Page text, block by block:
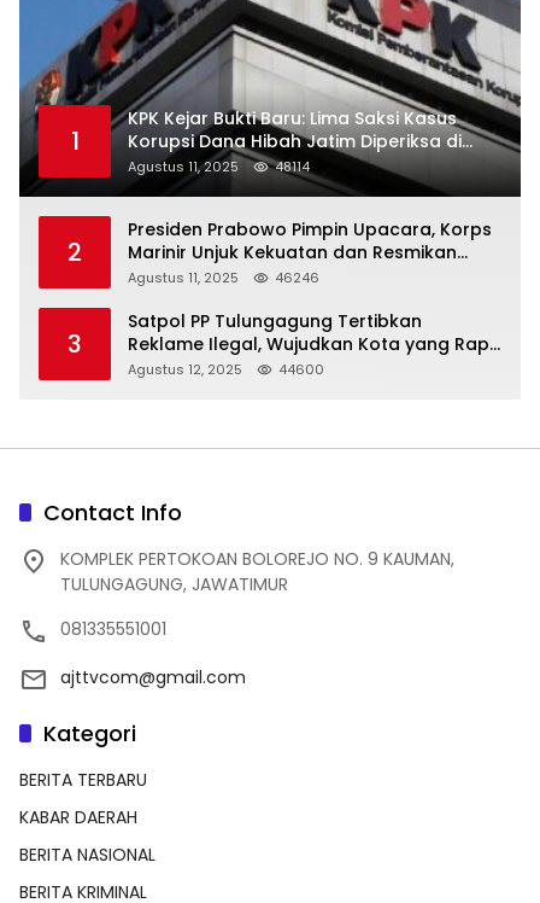
1
KPK Kejar Bukti Baru: Lima Saksi Kasus
Korupsi Dana Hibah Jatim Diperiksa di
Trenggalek
Agustus 11, 2025 48114
2
Presiden Prabowo Pimpin Upacara, Korps
Marinir Unjuk Kekuatan dan Resmikan
Struktur Baru
Agustus 11, 2025 46246
3
Satpol PP Tulungagung Tertibkan
Reklame Ilegal, Wujudkan Kota yang Rapi
dan Indah
Agustus 12, 2025 44600
Contact Info
KOMPLEK PERTOKOAN BOLOREJO NO. 9 KAUMAN,
TULUNGAGUNG, JAWATIMUR
081335551001
ajttvcom@gmail.com
Kategori
BERITA TERBARU
KABAR DAERAH
BERITA NASIONAL
BERITA KRIMINAL